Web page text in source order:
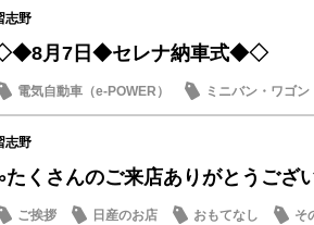
志野
月7日◆セレナ納車式◆◇
電気自動車（e-POWER）
ミニバン・ワゴン
納車式
志野
くさんのご来店ありがとうござ
ご挨拶 日産のお店 おもてなし そ